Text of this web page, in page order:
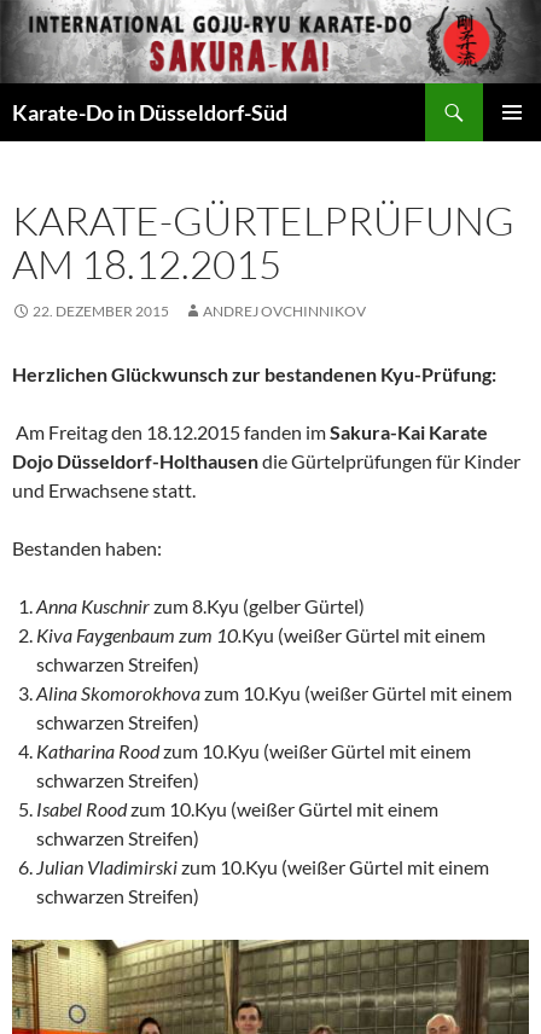
Zum
Inhalt
springen
Karate-Do in Düsseldorf-Süd
KARATE-GÜRTELPRÜFUNG
AM 18.12.2015
22. DEZEMBER 2015 ANDREJ OVCHINNIKOV
Herzlichen Glückwunsch zur bestandenen Kyu-Prüfung:
Am Freitag den 18.12.2015 fanden imSakura-Kai Karate
Dojo Düsseldorf-Holthausendie Gürtelprüfungen für Kinder
und Erwachsene statt.
Bestanden haben:
Anna Kuschnirzum 8.Kyu (gelber Gürtel)
Kiva Faygenbaum zum 10. Kyu (weißer Gürtel mit einem
schwarzen Streifen)
Alina Skomorokhovazum 10.Kyu (weißer Gürtel mit einem
schwarzen Streifen)
Katharina Roodzum 10.Kyu (weißer Gürtel mit einem
schwarzen Streifen)
Isabel Roodzum 10.Kyu (weißer Gürtel mit einem
schwarzen Streifen)
Julian Vladimirskizum 10.Kyu (weißer Gürtel mit einem
schwarzen Streifen)